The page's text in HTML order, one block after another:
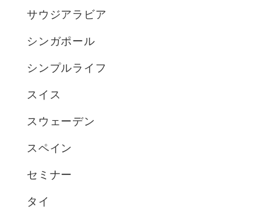
サウジアラビア
シンガポール
シンプルライフ
スイス
スウェーデン
スペイン
セミナー
タイ